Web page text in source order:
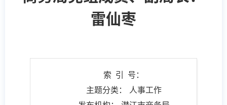
雷仙枣
索 引 号：
主题分类： 人事工作